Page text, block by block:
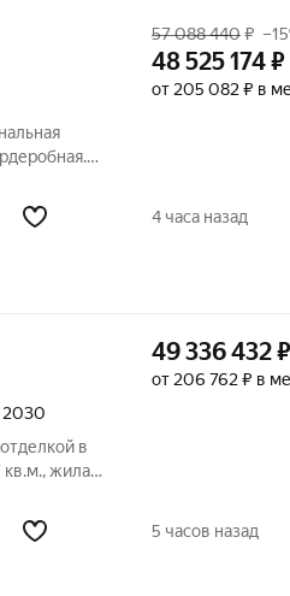
8 563
57 088 440₽
48 525 174₽
от 205 082 ₽ в
4 часа назад
2030
в
жилая:
49 336 432₽
от 206 762 ₽ в
5 часов назад